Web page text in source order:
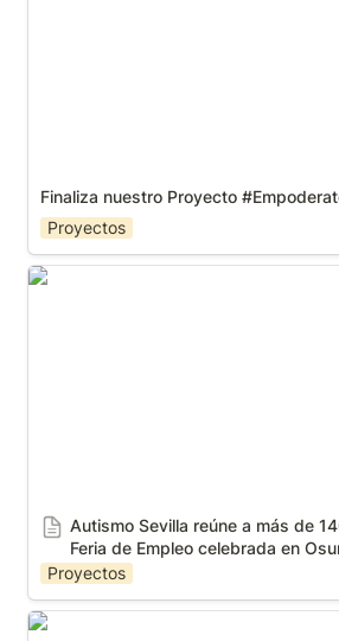
Finaliza nuestro Proyecto
Proyectos
Autismo Sevilla reúne a más de
Autismo Sevilla reúne a más de
Feria de Empleo celebrada en
Proyectos
CAIT Scena consigue la